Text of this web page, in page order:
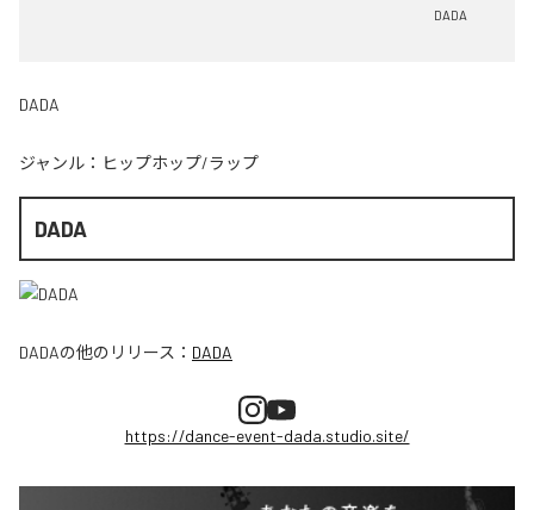
DADA
DADA
ジャンル： ヒップホップ/ラップ
DADA
DADAの他のリリース： DADA
https://dance-event-dada.studio.site/